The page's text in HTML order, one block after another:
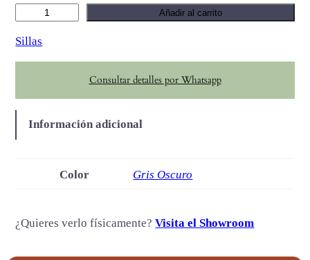
e
l
a
t
i
a
Añadir al carrito
Sillas
Consultar detalles por Whatsapp
Información adicional
Color Gris Oscuro
¿Quieres verlo físicamente?Visita el Showroom